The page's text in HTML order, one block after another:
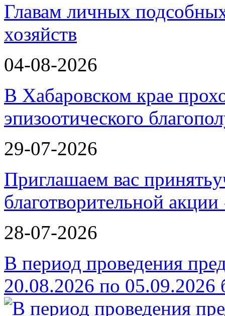
Главам личных
хозяйств
04-08-2026
В Хабаровском крае
эпизоотического
29-07-2026
Приглашаем вас
благотворительной
28-07-2026
В период проведения
20.08.2026 по 05.09.2026